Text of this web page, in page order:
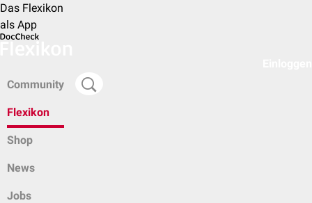
Das Flexikon
als App
Community
Flexikon
Shop
News
Jobs